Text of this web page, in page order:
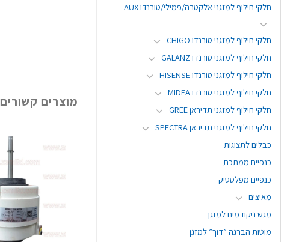
חלקי חילוף למזגני אלקטרה/פמילי/טורנדו AUX
חלקי חילוף למזגני טורנדו CHIGO
חלקי חילוף למזגני טורנדו GALANZ
חלקי חילוף למזגני טורנדו HISENSE
חלקי חילוף למזגני טורנדו MIDEA
חלקי חילוף למזגני תדיראן GREE
חלקי חילוף למזגני תדיראן SPECTRA
כבלים לתצוגות
כנפיים ממתכת
כנפיים מפלסטיק
מאיצים
מגש ניקוז מים למזגן
מוטות הברגה ”דוך” למזגן
מוצרים קשורים